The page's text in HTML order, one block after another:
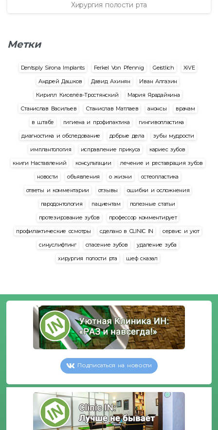
Хирургия полости рта
Метки
Dentsply Sirona Implants Ferkel Von Pfennig Geistlich
XiVE
Андрей Дашков
Давид Ахинян
Иван Алгазин
Кирилл Киселёв-Тростянский
Мария Ярадайкина
Станислав Васильев
Станислав Матлаев анонсы
врачам
в штабе
гигиена и профилактика
гингивопластика
диагностика и обследование
добрые дела
зубы мудрости
имплантология
исправление прикуса
кариес зубов
книги Наставлений
консультации
лечение и реставрация зубов
новости
объявления о жизни
остеопластика
ответы и комментарии
отзывы
ошибки и осложнения
пародонтология
пациентам
полезные статьи
протезирование зубов
профессор комментирует
профилактические осмотры
сделано в CLINIC IN
сервис и уют
синуслифтинг
спасение зубов
удаление зуба
хирургия полости рта
шеф сказал
Подписаться на новости